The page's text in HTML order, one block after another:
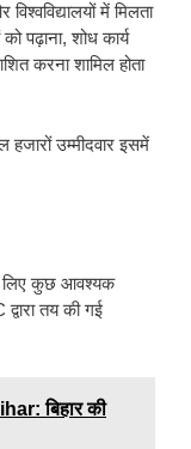
में मिलता
पढ़ाना, शोध कार्य
करना शामिल होता
हजारों उम्मीदवार इसमें
लिए कुछ आवश्यक
तय की गई
बिहार की